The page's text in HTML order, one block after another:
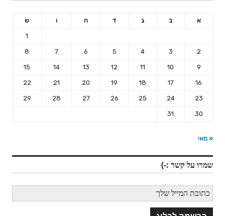
א ב ג ד ה ו ש
1
2
3
4
5
6
7
8
9
10
11
12
13
14
15
16
17
18
19
20
21
22
23
24
25
26
27
28
29
30
31
« מאי
שמרו על קשר :-)